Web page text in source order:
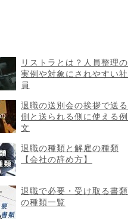
リストラとは？人員整理の
実例や対象にされやすい社
員
退職の送別会の挨拶で送る
側と送られる側に使える例
文
退職の種類と解雇の種類
【会社の辞め方】
退職で必要・受け取る書類
の種類一覧